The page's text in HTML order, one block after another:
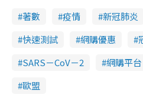
著數 疫情 新冠肺炎
快速測試
網購優惠
SARS－CoV－2
網購平台
歐盟